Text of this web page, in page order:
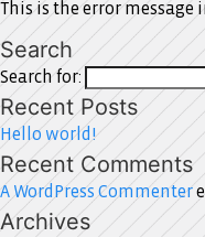
This is the error
Search
Search for:
Recent Posts
Hello world!
Recent Comments
A WordPress Commenter
Archives